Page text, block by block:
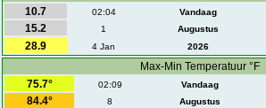
10.7
02:04 Vandaag
15.2
1 Augustus
28.9
4 Jan 2026
Max-Min Temperatuur °F
75.7°
02:09 Vandaag
84.4°
8 Augustus